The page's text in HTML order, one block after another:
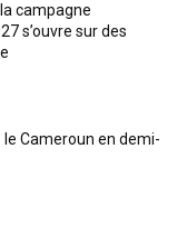
campagne
s’ouvre sur des
Cameroun en demi-